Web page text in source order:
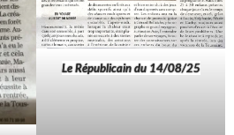
Le Républicain du 14/08/25